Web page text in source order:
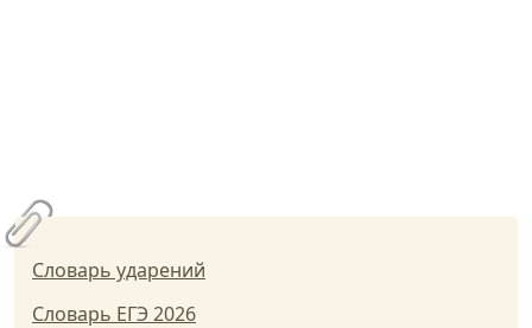
Словарь ударений
Словарь ЕГЭ 2026